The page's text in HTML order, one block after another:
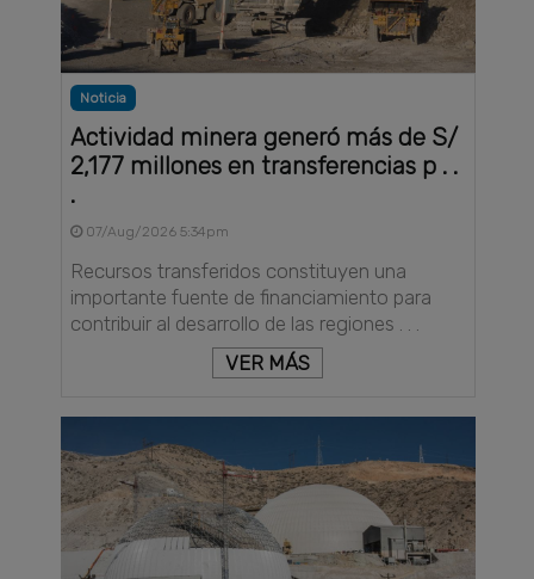
Noticia
Actividad minera generó más de S/
2,177 millones en transferencias p . .
.
07/Aug/2026 5:34pm
Recursos transferidos constituyen una
importante fuente de financiamiento para
contribuir al desarrollo de las regiones . . .
VER MÁS